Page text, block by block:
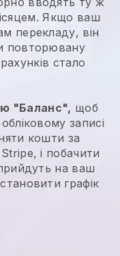
Якщо ваш
перекладу, він
повторювану
стало
"Баланс", щоб
записі
кошти за
і побачити
на ваш
графік